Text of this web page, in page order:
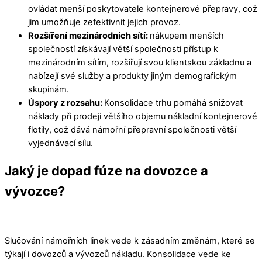
ovládat menší poskytovatele kontejnerové přepravy, což
jim umožňuje zefektivnit jejich provoz.
Rozšíření mezinárodních sítí: nákupem menších
společností získávají větší společnosti přístup k
mezinárodním sítím, rozšiřují svou klientskou základnu a
nabízejí své služby a produkty jiným demografickým
skupinám.
Úspory z rozsahu: Konsolidace trhu pomáhá snižovat
náklady při prodeji většího objemu nákladní kontejnerové
flotily, což dává námořní přepravní společnosti větší
vyjednávací sílu.
Jaký je dopad fúze na dovozce a
vývozce?
Slučování námořních linek vede k zásadním změnám, které se
týkají i dovozců a vývozců nákladu. Konsolidace vede ke